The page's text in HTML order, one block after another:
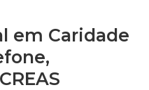
em Caridade